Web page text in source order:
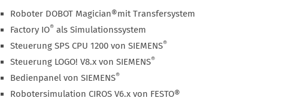
Roboter DOBOT Magician®mit Transfersystem
Factory IO®als Simulationssystem
Steuerung SPS CPU 1200 von SIEMENS®
Steuerung LOGO! V8.x von SIEMENS®
Bedienpanel von SIEMENS®
Robotersimulation CIROS V6.x von FESTO®